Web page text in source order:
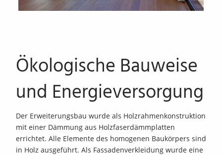
Ökologische Bauweise
und Energieversorgung
Der Erweiterungsbau wurde als Holzrahmenkonstruktion
mit einer Dämmung aus Holzfaserdämmplatten
errichtet. Alle Elemente des homogenen Baukörpers sind
in Holz ausgeführt. Als Fassadenverkleidung wurde eine